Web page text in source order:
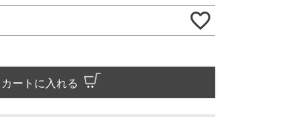
カートに入れる